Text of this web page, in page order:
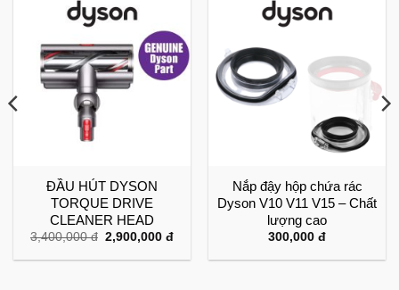
ĐẦU HÚT DYSON
TORQUE DRIVE
CLEANER HEAD
3,400,000đ Giá
là:
2,900,000đGiá
tại
Nắp đậy hộp chứa rác
Dyson V10 V11 V15 – Chất
lượng cao
300,000 đ